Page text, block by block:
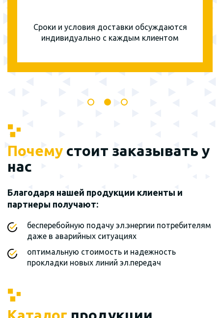
Сроки и условия доставки обсуждаются
индивидуально с каждым клиентом
Почему стоит заказывать у
нас
Благодаря нашей продукции клиенты и
партнеры получают:
бесперебойную подачу эл.энергии потребителям
даже в аварийных ситуациях
оптимальную стоимость и надежность
прокладки новых линий эл.передач